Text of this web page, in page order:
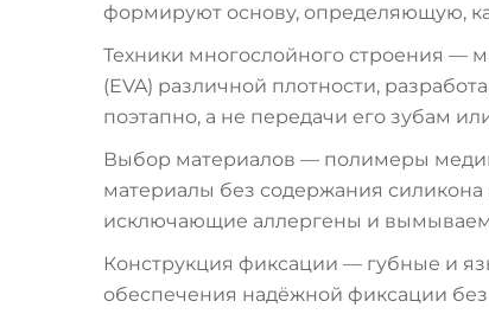
формируют основу, определяющую,
Техники многослойного строения —
(EVA) различной плотности,
поэтапно, а не передачи его зубам
Выбор материалов — полимеры
материалы без содержания силикона
исключающие аллергены и
Конструкция фиксации — губные и
обеспечения надёжной фиксации